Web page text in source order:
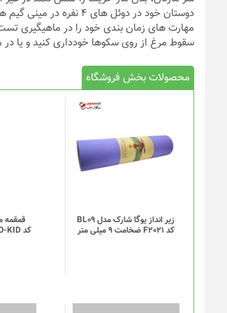
دوستان خود در دوئل
مهارت های زمان بندی خود را در ماهیگیری
سقوط مرغ از روی سکوها خودداری کنید و یا در
محصولات بخش فروشگاه
زیر انداز یوگا شارک مدل BL09
کد F2021 ضخامت 9 میلی متر
قمقمه
کد SO-KID گنجایش 0.7 لیتر